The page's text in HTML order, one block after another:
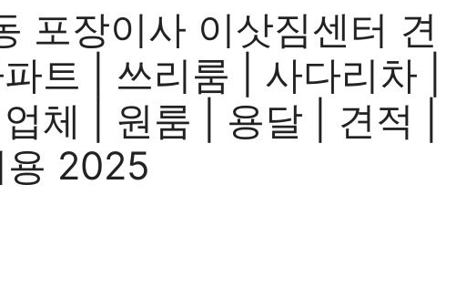
포장이사 이삿짐센터 견
트 | 쓰리룸 | 사다리차 |
체 | 원룸 | 용달 | 견적 |
2025